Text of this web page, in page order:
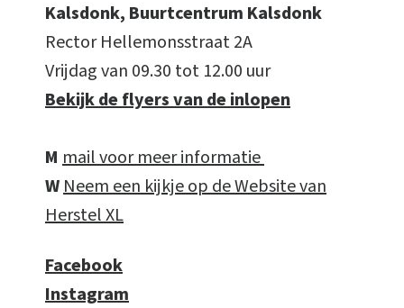
Kalsdonk, Buurtcentrum Kalsdonk
Rector Hellemonsstraat 2A
Vrijdag van 09.30 tot 12.00 uur
Bekijk de flyers van de inlopen
M mail voor meer informatie
WNeem een kijkje op de Website van
Herstel XL
Facebook
Instagram